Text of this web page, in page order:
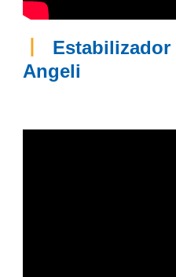
Estabilizador
Angeli